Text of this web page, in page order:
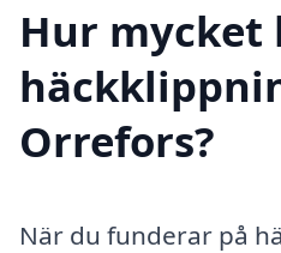
Hur mycket
Orrefors?
När du funderar på